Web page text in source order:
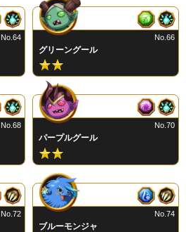
No.64
グリーングール
No.66
No.68
パープルグール
No.70
No.72
ブルーモンジャ
No.74